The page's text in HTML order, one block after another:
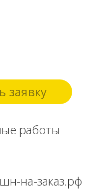
заявку
работы
на-заказ.рф